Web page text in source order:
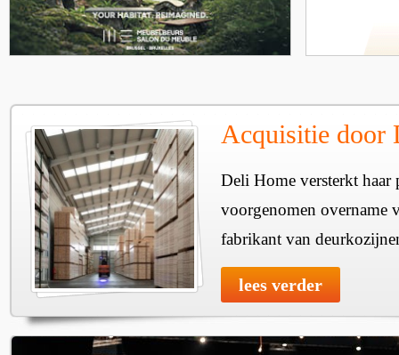
Acquisitie door
Deli Home versterkt haar
voorgenomen overname
fabrikant van
lees verder